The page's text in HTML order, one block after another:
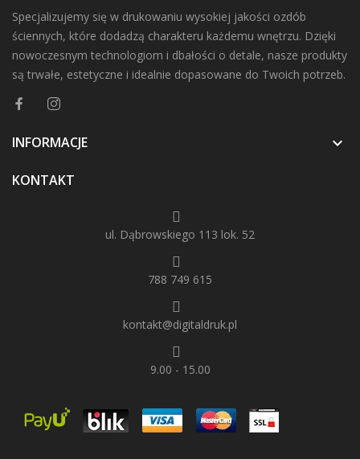
Specjalizujemy się w drukowaniu wysokiej jakości ozdób
ściennych, które dodadzą charakteru każdemu wnętrzu. Dzięki
nowoczesnym technologiom i dbałości o detale, nasze produkty
są trwałe, estetyczne i idealnie dopasowane do Twoich potrzeb.
INFORMACJE 
KONTAKT
ul. Dąbrowskiego 113 lok. 52
788 749 615
kontakt@digitaldruk.pl
9.00 - 15.00